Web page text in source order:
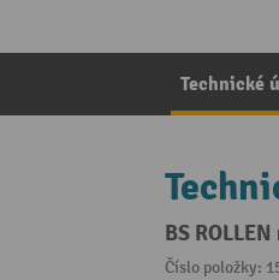
Technické
BS
Číslo položky: